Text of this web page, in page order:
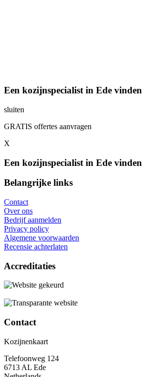
Een kozijnspecialist in Ede vinden
sluiten
GRATIS offertes aanvragen
X
Een kozijnspecialist in Ede vinden
Belangrijke links
Contact
Over ons
Bedrijf aanmelden
Privacy policy
Algemene voorwaarden
Recensie achterlaten
Accreditaties
Contact
Kozijnenkaart
Telefoonweg 124
6713 AL Ede